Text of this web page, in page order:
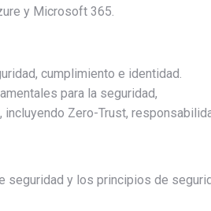
y Microsoft 365.
cumplimiento e identidad.
para la seguridad,
Zero-Trust,
seguridad y los principios de